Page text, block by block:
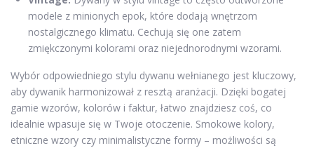
modele z minionych epok, które dodają wnętrzom
nostalgicznego klimatu. Cechują się one zatem
zmiękczonymi kolorami oraz niejednorodnymi wzorami.
Wybór odpowiedniego stylu dywanu wełnianego jest kluczowy,
aby dywanik harmonizował z resztą aranżacji. Dzięki bogatej
gamie wzorów, kolorów i faktur, łatwo znajdziesz coś, co
idealnie wpasuje się w Twoje otoczenie. Smokowe kolory,
etniczne wzory czy minimalistyczne formy – możliwości są